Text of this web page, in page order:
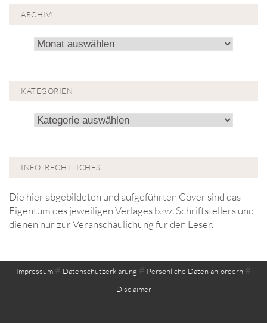
ARCHIV!
Archiv!
KATEGORIEN
Kategorien
INFO: RECHTLICHES
Die hier abgebildeten und aufgeführten Cover sind das
Eigentum des jeweiligen Verlages bzw. Schriftstellers und
dienen nur zur Veranschaulichung für den Leser.
Impressum # Datenschutzerklärung # Persönliche Daten anfordern #
Disclaimer